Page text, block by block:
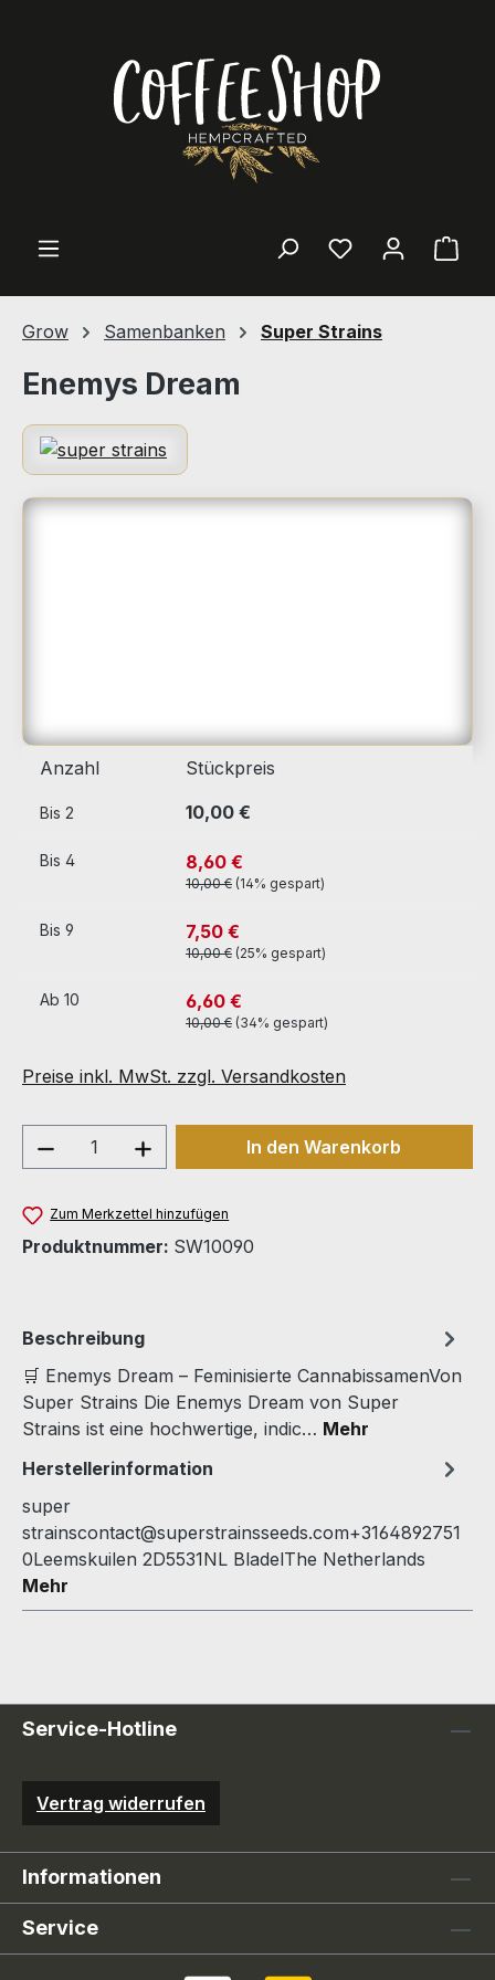
Grow Samenbanken Super Strains
Enemys Dream
Bildergalerie überspringen
Anzahl Stückpreis
Bis 2 10,00 €
Bis 4 8,60 €
10,00 € (14% gespart)
Bis 9 7,50 €
10,00 € (25% gespart)
Ab 10 6,60 €
10,00 € (34% gespart)
Preise inkl. MwSt. zzgl. Versandkosten
Produkt Anzahl: Gib denIn den Warenkorb
Zum Merkzettel hinzufügen
Produktnummer: SW10090
Beschreibung
🛒 Enemys Dream – Feminisierte CannabissamenVon
Super Strains Die Enemys Dream von Super
Strains ist eine hochwertige, indic… Mehr
Herstellerinformation
super
strainscontact@superstrainsseeds.com+3164892751
0Leemskuilen 2D5531NL BladelThe Netherlands
Mehr
Service-Hotline
Vertrag widerrufen
Informationen
Service